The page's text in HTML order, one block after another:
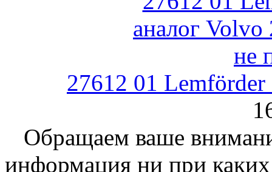
27612 01 Lemförder
Обращаем ваше
информация ни при каких